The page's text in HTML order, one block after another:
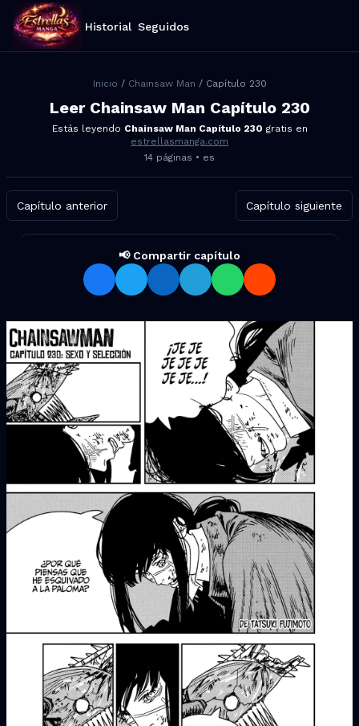
Historial Seguidos
Inicio / Chainsaw Man / Capítulo 230
Leer Chainsaw Man Capítulo 230
Estás leyendo Chainsaw Man Capítulo 230 gratis en
estrellasmanga.com
14 páginas • es
Capítulo anterior Capítulo siguiente
📢 Compartir capítuloCompartir Chainsaw Man